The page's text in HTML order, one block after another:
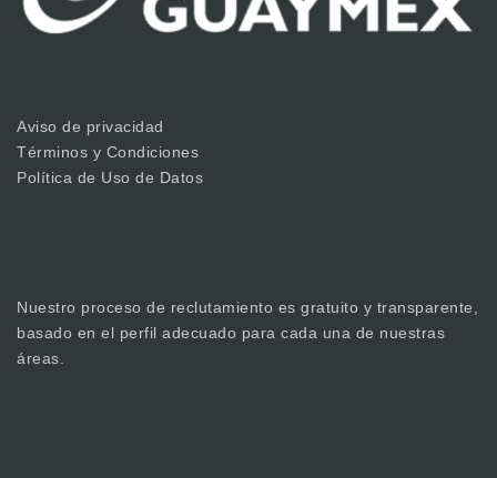
Aviso de privacidad
Términos y Condiciones
Política de Uso de Datos
Nuestro proceso de reclutamiento es gratuito y transparente,
basado en el perfil adecuado para cada una de nuestras
áreas.